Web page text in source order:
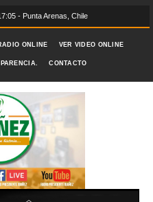
- Punta Arenas, Chile
ONLINE VER VIDEO ONLINE
CONTACTO